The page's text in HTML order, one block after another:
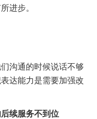
进步。
沟通的时候说话不够
达能力是需要加强改
续服务不到位